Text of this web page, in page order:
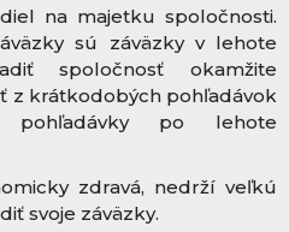
na majetku spoločnosti.
sú záväzky v lehote
spoločnosť okamžite
z krátkodobých pohľadávok
pohľadávky po lehote
zdravá, nedrží veľkú
svoje záväzky.